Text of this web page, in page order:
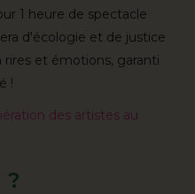
1 heure de spectacle
d'écologie et de justice
rires et émotions, garanti
!
des artistes au
?